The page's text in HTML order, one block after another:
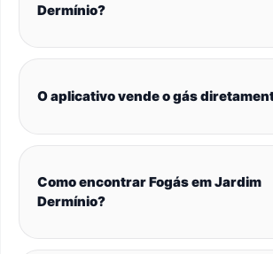
Dermínio?
O aplicativo vende o gás
Como encontrar Fogás em Jardim
Dermínio?